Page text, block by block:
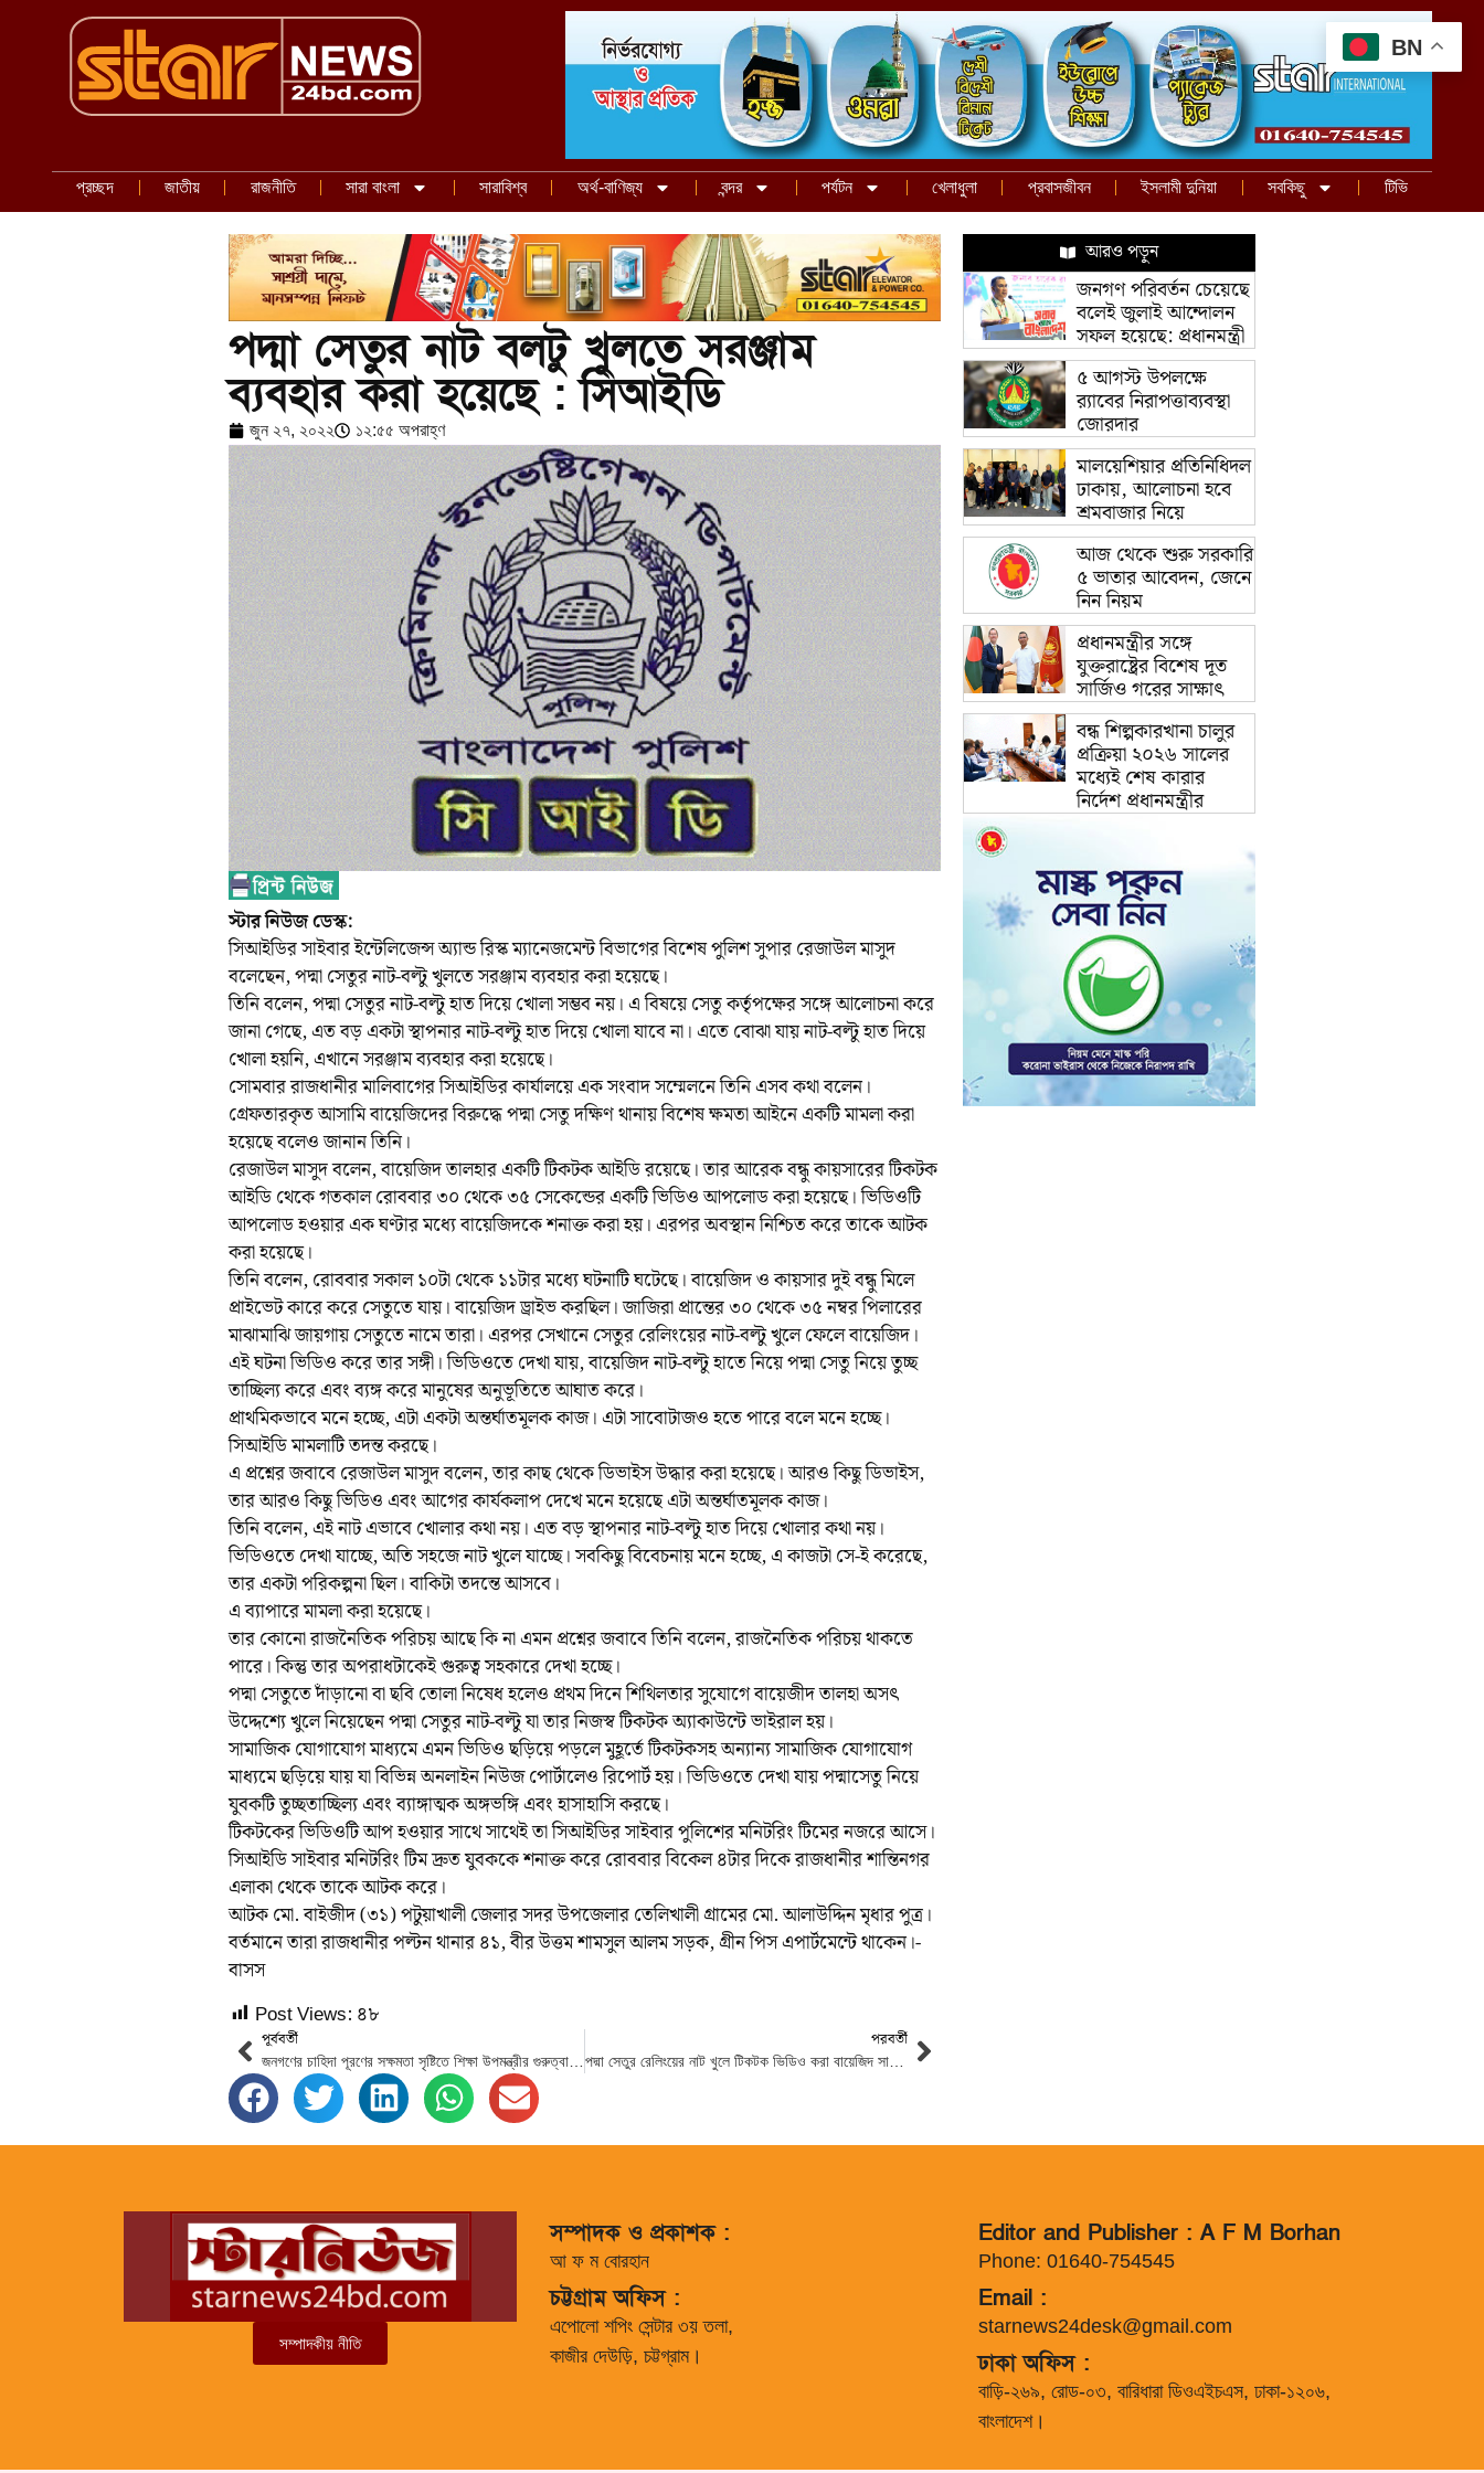
প্রচ্ছদ জাতীয় রাজনীতি সারা বাংলা সারাবিশ্ব অর্থ-বাণিজ্য বন্দর পর্যটন খেলাধুলা প্রবাসজীবন ইসলামী দুনিয়া সবকিছু টিভি
পদ্মা সেতুর নাট বলটু খুলতে সরঞ্জাম
ব্যবহার করা হয়েছে : সিআইডি
জুন ২৭, ২০২২ ১২:৫৫ অপরাহ্ণ
স্টার নিউজ ডেস্ক:
সিআইডির সাইবার ইন্টেলিজেন্স অ্যান্ড রিস্ক ম্যানেজমেন্ট বিভাগের বিশেষ পুলিশ সুপার রেজাউল মাসুদ
বলেছেন, পদ্মা সেতুর নাট-বল্টু খুলতে সরঞ্জাম ব্যবহার করা হয়েছে।
তিনি বলেন, পদ্মা সেতুর নাট-বল্টু হাত দিয়ে খোলা সম্ভব নয়। এ বিষয়ে সেতু কর্তৃপক্ষের সঙ্গে আলোচনা করে
জানা গেছে, এত বড় একটা স্থাপনার নাট-বল্টু হাত দিয়ে খোলা যাবে না। এতে বোঝা যায় নাট-বল্টু হাত দিয়ে
খোলা হয়নি, এখানে সরঞ্জাম ব্যবহার করা হয়েছে।
সোমবার রাজধানীর মালিবাগের সিআইডির কার্যালয়ে এক সংবাদ সম্মেলনে তিনি এসব কথা বলেন।
গ্রেফতারকৃত আসামি বায়েজিদের বিরুদ্ধে পদ্মা সেতু দক্ষিণ থানায় বিশেষ ক্ষমতা আইনে একটি মামলা করা
হয়েছে বলেও জানান তিনি।
রেজাউল মাসুদ বলেন, বায়েজিদ তালহার একটি টিকটক আইডি রয়েছে। তার আরেক বন্ধু কায়সারের টিকটক
আইডি থেকে গতকাল রোববার ৩০ থেকে ৩৫ সেকেন্ডের একটি ভিডিও আপলোড করা হয়েছে। ভিডিওটি
আপলোড হওয়ার এক ঘণ্টার মধ্যে বায়েজিদকে শনাক্ত করা হয়। এরপর অবস্থান নিশ্চিত করে তাকে আটক
করা হয়েছে।
তিনি বলেন, রোববার সকাল ১০টা থেকে ১১টার মধ্যে ঘটনাটি ঘটেছে। বায়েজিদ ও কায়সার দুই বন্ধু মিলে
প্রাইভেট কারে করে সেতুতে যায়। বায়েজিদ ড্রাইভ করছিল। জাজিরা প্রান্তের ৩০ থেকে ৩৫ নম্বর পিলারের
মাঝামাঝি জায়গায় সেতুতে নামে তারা। এরপর সেখানে সেতুর রেলিংয়ের নাট-বল্টু খুলে ফেলে বায়েজিদ।
এই ঘটনা ভিডিও করে তার সঙ্গী। ভিডিওতে দেখা যায়, বায়েজিদ নাট-বল্টু হাতে নিয়ে পদ্মা সেতু নিয়ে তুচ্ছ
তাচ্ছিল্য করে এবং ব্যঙ্গ করে মানুষের অনুভূতিতে আঘাত করে।
প্রাথমিকভাবে মনে হচ্ছে, এটা একটা অন্তর্ঘাতমূলক কাজ। এটা সাবোটাজও হতে পারে বলে মনে হচ্ছে।
সিআইডি মামলাটি তদন্ত করছে।
এ প্রশ্নের জবাবে রেজাউল মাসুদ বলেন, তার কাছ থেকে ডিভাইস উদ্ধার করা হয়েছে। আরও কিছু ডিভাইস,
তার আরও কিছু ভিডিও এবং আগের কার্যকলাপ দেখে মনে হয়েছে এটা অন্তর্ঘাতমূলক কাজ।
তিনি বলেন, এই নাট এভাবে খোলার কথা নয়। এত বড় স্থাপনার নাট-বল্টু হাত দিয়ে খোলার কথা নয়।
ভিডিওতে দেখা যাচ্ছে, অতি সহজে নাট খুলে যাচ্ছে। সবকিছু বিবেচনায় মনে হচ্ছে, এ কাজটা সে-ই করেছে,
তার একটা পরিকল্পনা ছিল। বাকিটা তদন্তে আসবে।
এ ব্যাপারে মামলা করা হয়েছে।
তার কোনো রাজনৈতিক পরিচয় আছে কি না এমন প্রশ্নের জবাবে তিনি বলেন, রাজনৈতিক পরিচয় থাকতে
পারে। কিন্তু তার অপরাধটাকেই গুরুত্ব সহকারে দেখা হচ্ছে।
পদ্মা সেতুতে দাঁড়ানো বা ছবি তোলা নিষেধ হলেও প্রথম দিনে শিথিলতার সুযোগে বায়েজীদ তালহা অসৎ
উদ্দেশ্যে খুলে নিয়েছেন পদ্মা সেতুর নাট-বল্টু যা তার নিজস্ব টিকটক অ্যাকাউন্টে ভাইরাল হয়।
সামাজিক যোগাযোগ মাধ্যমে এমন ভিডিও ছড়িয়ে পড়লে মুহূর্তে টিকটকসহ অন্যান্য সামাজিক যোগাযোগ
মাধ্যমে ছড়িয়ে যায় যা বিভিন্ন অনলাইন নিউজ পোর্টালেও রিপোর্ট হয়। ভিডিওতে দেখা যায় পদ্মাসেতু নিয়ে
যুবকটি তুচ্ছতাচ্ছিল্য এবং ব্যাঙ্গাত্মক অঙ্গভঙ্গি এবং হাসাহাসি করছে।
টিকটকের ভিডিওটি আপ হওয়ার সাথে সাথেই তা সিআইডির সাইবার পুলিশের মনিটরিং টিমের নজরে আসে।
সিআইডি সাইবার মনিটরিং টিম দ্রুত যুবককে শনাক্ত করে রোববার বিকেল ৪টার দিকে রাজধানীর শান্তিনগর
এলাকা থেকে তাকে আটক করে।
আটক মো. বাইজীদ (৩১) পটুয়াখালী জেলার সদর উপজেলার তেলিখালী গ্রামের মো. আলাউদ্দিন মৃধার পুত্র।
বর্তমানে তারা রাজধানীর পল্টন থানার ৪১, বীর উত্তম শামসুল আলম সড়ক, গ্রীন পিস এপার্টমেন্টে থাকেন।-
বাসস
Post Views: ৪৮
পূর্ববর্তী পরবর্তী
আরও পড়ুন
জনগণ পরিবর্তন চেয়েছে
বলেই জুলাই আন্দোলন
সফল হয়েছে: প্রধানমন্ত্রী
৫ আগস্ট উপলক্ষে
র‌্যাবের নিরাপত্তাব্যবস্থা
জোরদার
মালয়েশিয়ার প্রতিনিধিদল
ঢাকায়, আলোচনা হবে
শ্রমবাজার নিয়ে
আজ থেকে শুরু সরকারি
৫ ভাতার আবেদন, জেনে
নিন নিয়ম
প্রধানমন্ত্রীর সঙ্গে
যুক্তরাষ্ট্রের বিশেষ দূত
সার্জিও গরের সাক্ষাৎ
বন্ধ শিল্পকারখানা চালুর
প্রক্রিয়া ২০২৬ সালের
মধ্যেই শেষ কারার
নির্দেশ প্রধানমন্ত্রীর
সম্পাদকীয় নীতি
সম্পাদক ও প্রকাশক :
আ ফ ম বোরহান
চট্টগ্রাম অফিস :
এপোলো শপিং সেন্টার ৩য় তলা,
কাজীর দেউড়ি, চট্টগ্রাম।
Editor and Publisher : A F M Borhan
Phone: 01640-754545
Email :
starnews24desk@gmail.com
ঢাকা অফিস :
বাড়ি-২৬৯, রোড-০৩, বারিধারা ডিওএইচএস, ঢাকা-১২০৬,
বাংলাদেশ।
BN